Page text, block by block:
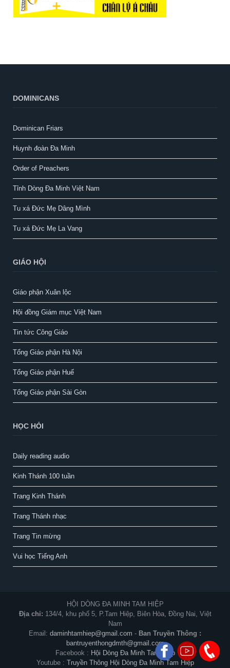
DOMINICANS
Dominican Friars
Huynh đoàn Đa Minh
Order of Preachers
Tỉnh Dòng Đa Minh Việt Nam
Tu xá Đức Mẹ Dâng Mình
Tu xá Đức Mẹ La Vang
GIÁO HỘI
Giáo phận Xuân lộc
Hội đồng Giám mục Việt Nam
Tin tức Công Giáo
Tổng Giáo phận Hà Nội
Tổng Giáo phận Huế
Tổng Giáo phận Sài Gòn
HỌC HỎI
Daily reading audio
Kinh Thánh 100 tuần
Trang Kinh Thánh
Trang Thánh nhạc
Trang Tin mừng
Vui học Tiếng Anh
HỘI DÒNG ĐA MINH TAM HIỆP
Địa chỉ: 134/4, khu phố 5, P.Tam Hiệp, Biên Hòa, Đồng Nai, Việt
Nam
Email: daminhtamhiep@gmail.com - Ban Truyền Thông :
bantruyenthongdmth@gmail.com
Facebook : Hội Dòng Đa Minh Tam Hiệp
Youtube : Truyền Thông Hội Dòng Đa Minh Tam Hiệp